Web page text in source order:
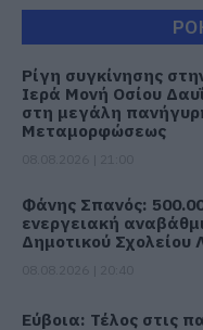
Ρίγη συγκίνησης
Ιερά Μονή Οσίου
στη μεγάλη
Μεταμορφώσεως
Φάνης Σπανός:
ενεργειακή
Δημοτικού Σχολείου
Εύβοια: Τέλος στις